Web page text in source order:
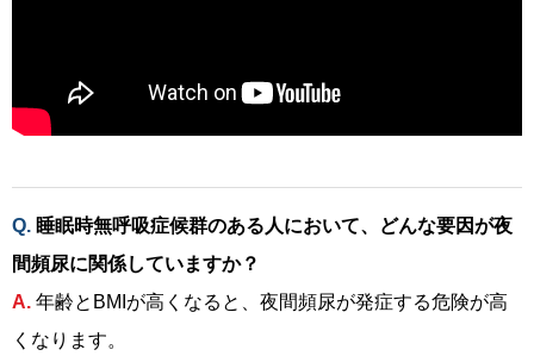
睡眠時無呼吸症候群のある人において、どんな要因が夜
間頻尿に関係していますか？
年齢とBMIが高くなると、夜間頻尿が発症する危険が高
くなります。